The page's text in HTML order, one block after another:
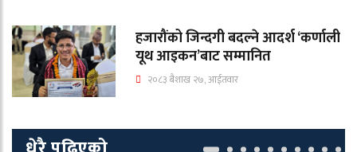
हजारौंको जिन्दगी बदल्ने आदर्श ‘कर्णाली
यूथ आइकन’बाट सम्मानित
२०८३ बैशाख २७, आईतवार